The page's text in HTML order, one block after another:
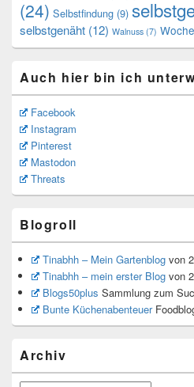
(24) Selbstfindung (9)
selbstgenäht (12) Walnuss (7)
Auch hier bin ich
Facebook
Instagram
Pinterest
Mastodon
Threats
Blogroll
Tinabhh – Mein Gartenblogvon
Tinabhh – mein erster Blogvon
Blogs50plus Sammlung zum
Bunte Küchenabenteuer
Archiv